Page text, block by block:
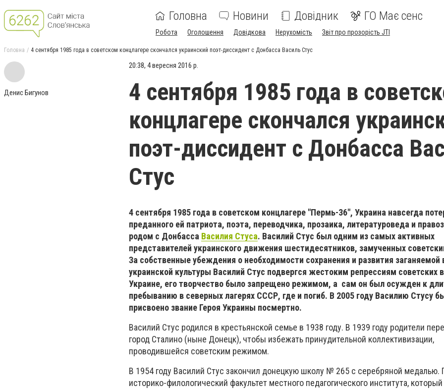
Головна Новини Довідник ГО Має сенс
Робота Оголошення Довідкова Нерухомість Звіт про прозорість JTI
Головна 4 сентября 1985 года в советском концлагере скончался украинский поэт-диссидент с Донбасса Василь Стус
Денис Бигунов
20:38, 4 вересня 2016 р.
4 сентября 1985 года в
концлагере скончался
поэт-диссидент с Донбасса
Стус
4 сентября 1985 года в советском концлагере "Пермь-36", Украина навсегда
преданного ей патриота, поэта, переводчика, прозаика, литературоведа и
родом с Донбасса Василия Стуса. Василий Стус был одним из самых активных
представителей украинского движения шестидесятников, замученных
За собственные убеждения о необходимости сохранения и развития заганяемой
украинской культуры Василий Стус подвергся жестоким репрессиям советских
Украине, его творчество было запрещено режимом, а сам он был осужден к
пребыванию в северных лагерях СССР, где и погиб. В 2005 году Василию Стусу
присвоено звание Героя Украины посмертно.
Василий Стус родился в крестьянской семье в 1938 году. В 1939 году родители
город Сталино (ныне Донецк), чтобы избежать принудительной коллективизации,
проводившейся советским режимом.
В 1954 году Василий Стус закончил донецкую школу № 265 с серебряной медалью.
историко-филологический факультет местного педагогического института,